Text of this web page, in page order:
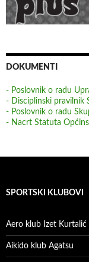
DOKUMENTI
- Poslovnik o radu
- Disciplinski pravilnik
- Poslovnik o radu
- Nacrt Statuta
SPORTSKI KLUBOVI
Aero klub Izet Kurtalić
Aikido klub Agatsu